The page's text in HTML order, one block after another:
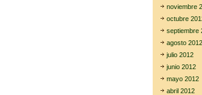
noviembre
octubre
septiembre
agosto 2012
julio 2012
junio 2012
mayo 2012
abril 2012